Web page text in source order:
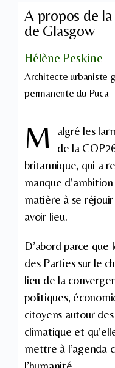
A propos de
de Glasgow
Hélène Peskine
Architecte urbaniste
permanente du Puca
M
algré les
de la
britannique, qui a
manque
matière à se
avoir lieu.
D’abord parce
des Parties sur le
lieu de la
politiques,
citoyens autour
climatique et
mettre à l’agenda